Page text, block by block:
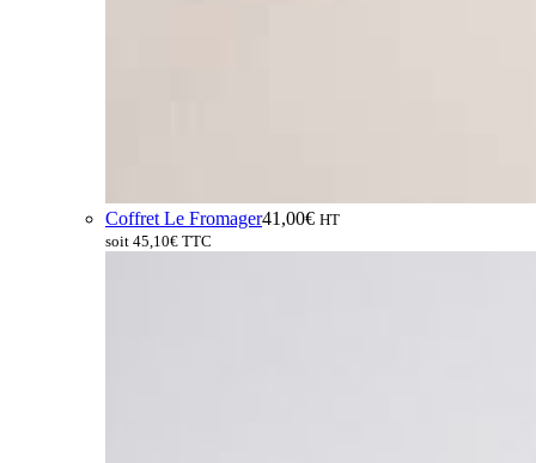
Coffret Le Fromager41,00€ HT
soit 45,10€ TTC